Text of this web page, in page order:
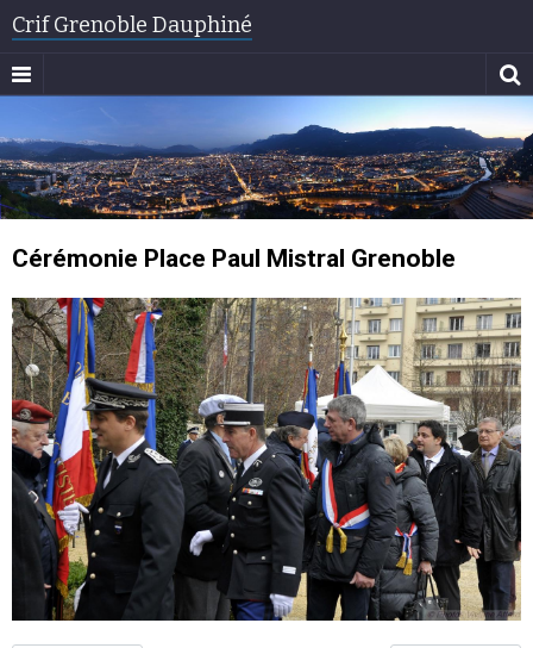
Crif Grenoble Dauphiné
Cérémonie Place Paul Mistral Grenoble